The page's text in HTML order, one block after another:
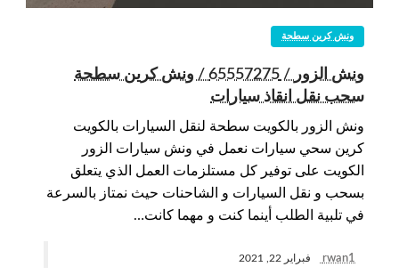
ونش كرين سطحة
ونش الزور / 65557275 / ونش كرين سطحة
سحب نقل انقاذ سيارات
ونش الزور بالكويت سطحة لنقل السيارات بالكويت
كرين سحي سيارات نعمل في ونش سيارات الزور
الكويت على توفير كل مستلزمات العمل الذي يتعلق
بسحب و نقل السيارات و الشاحنات حيث نمتاز بالسرعة
في تلبية الطلب أينما كنت و مهما كانت…
rwan1 فبراير 22, 2021